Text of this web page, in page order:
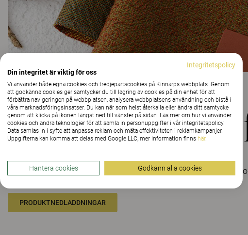
Här har vi samlat CAD-/BIM-objekt för hela vår
PRODUKTNEDLADDNINGAR
Integritetspolicy
Din integritet är viktig för oss
Vi använder både egna cookies och tredjepartscookies på Kinnarps webbplats. Genom
att godkänna cookies ger samtycker du till lagring av cookies på din enhet för att
förbättra navigeringen på webbplatsen, analysera webbplatsens användning och bistå i
våra marknadsföringsinsatser. Du kan när som helst återkalla eller ändra ditt samtycke
genom att klicka på ikonen längst ned till vänster på sidan. Läs mer om hur vi använder
cookies och andra teknologier för att samla in personuppgifter i vår integritetspolicy.
Data samlas in i syfte att anpassa reklam och mäta effektiviteten i reklamkampanjer.
Uppgifterna kan komma att delas med Google LLC, mer information finns här.
Hantera cookies Godkänn alla cookies